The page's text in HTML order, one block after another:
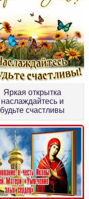
Яркая открытка
наслаждайтесь и
будьте счастливы